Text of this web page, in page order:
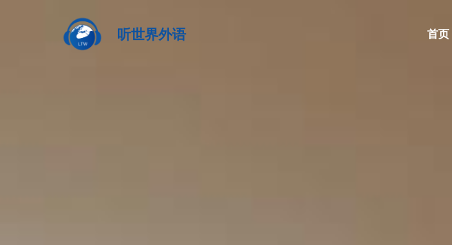
听世界外语 首页